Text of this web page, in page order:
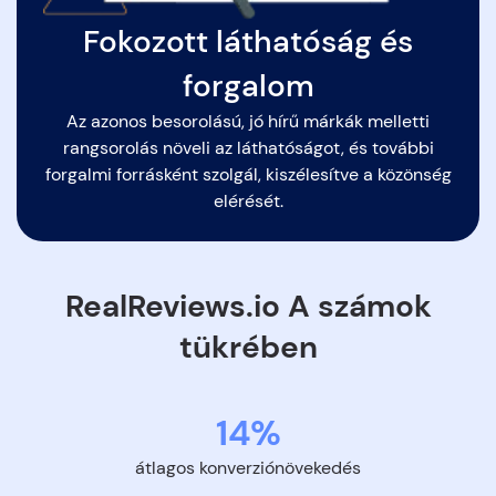
Fokozott láthatóság és
forgalom
Az azonos besorolású, jó hírű márkák melletti
rangsorolás növeli az láthatóságot, és további
forgalmi forrásként szolgál, kiszélesítve a közönség
elérését.
RealReviews.io A számok
tükrében
14%
átlagos konverziónövekedés